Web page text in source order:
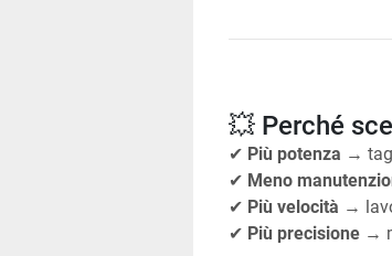
💥 Perché
✔ Più potenza →
✔ Meno
✔ Più velocità →
✔ Più precisione →